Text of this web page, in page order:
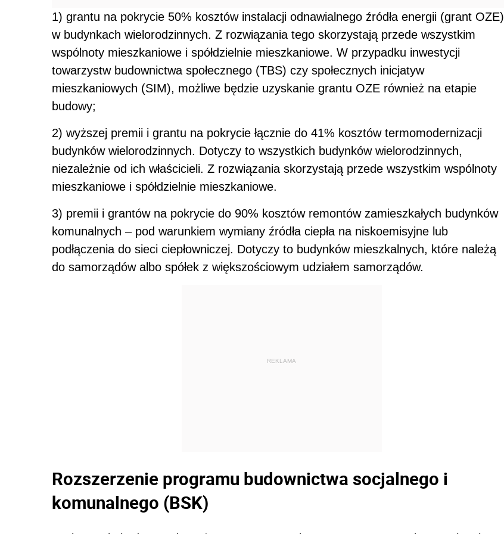
1) grantu na pokrycie 50% kosztów instalacji odnawialnego źródła energii (grant OZE)
w budynkach wielorodzinnych. Z rozwiązania tego skorzystają przede wszystkim
wspólnoty mieszkaniowe i spółdzielnie mieszkaniowe. W przypadku inwestycji
towarzystw budownictwa społecznego (TBS) czy społecznych inicjatyw
mieszkaniowych (SIM), możliwe będzie uzyskanie grantu OZE również na etapie
budowy;
2) wyższej premii i grantu na pokrycie łącznie do 41% kosztów termomodernizacji
budynków wielorodzinnych. Dotyczy to wszystkich budynków wielorodzinnych,
niezależnie od ich właścicieli. Z rozwiązania skorzystają przede wszystkim wspólnoty
mieszkaniowe i spółdzielnie mieszkaniowe.
3) premii i grantów na pokrycie do 90% kosztów remontów zamieszkałych budynków
komunalnych – pod warunkiem wymiany źródła ciepła na niskoemisyjne lub
podłączenia do sieci ciepłowniczej. Dotyczy to budynków mieszkalnych, które należą
do samorządów albo spółek z większościowym udziałem samorządów.
REKLAMA
Rozszerzenie programu budownictwa socjalnego i
komunalnego (BSK)